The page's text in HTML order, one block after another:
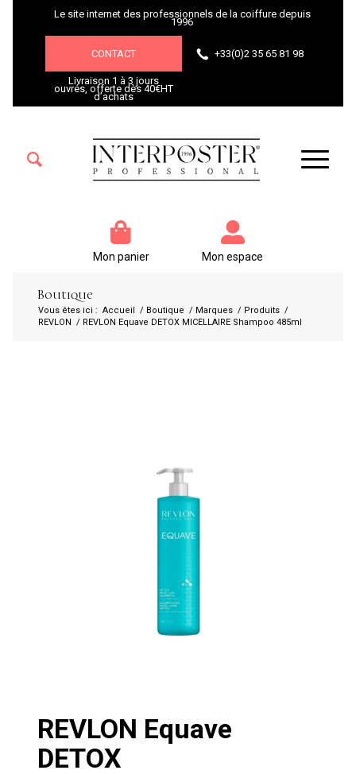
Livraison 1 à 3 jours
ouvrés, offerte dès 40€HT
d’achats
Le site internet des professionnels de la coiffure depuis
1996
CONTACT +33(0)2 35 65 81 98
Mon panier Mon espace
Boutique
Vous êtes ici : Accueil / Boutique / Marques / Produits /
REVLON / REVLON Equave DETOX MICELLAIRE Shampoo 485ml
REVLON Equave
DETOX